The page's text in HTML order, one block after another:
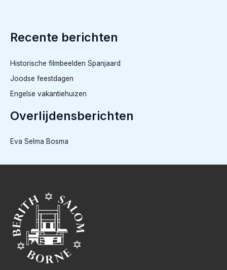
Recente berichten
Historische filmbeelden Spanjaard
Joodse feestdagen
Engelse vakantiehuizen
Overlijdensberichten
Eva Selma Bosma